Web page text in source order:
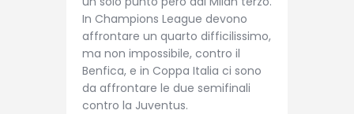
In Champions League devono
affrontare un quarto difficilissimo,
ma non impossibile, contro il
Benfica, e in Coppa Italia ci sono
da affrontare le due semifinali
contro la Juventus.